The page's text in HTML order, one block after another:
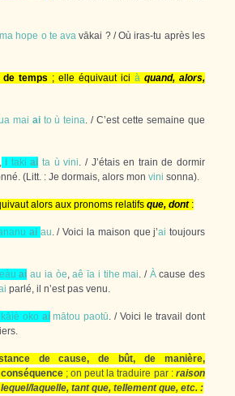
ma hope o te ava vākai ? / Où iras-tu après les
temps ; elle équivaut ici à quand, alors,
mai ai to ù teina. / C’est cette semaine que
, i taki ai ta ù vini. / J’étais en train de dormir
(Litt. : Je dormais, alors mon vini sonna).
alors aux pronoms relatifs que, dont:
ai au. / Voici la maison que j’ai toujours
ai au ia òe,aê īa i tihe mai. / Àcause des
parlé, il n’est pas venu.
kāìè oko ai mātou paotū. / Voici le travail dont
de cause, de bût, de manière,
; on peut la traduire par :raison
laquelle, tant que, tellement que, etc. :